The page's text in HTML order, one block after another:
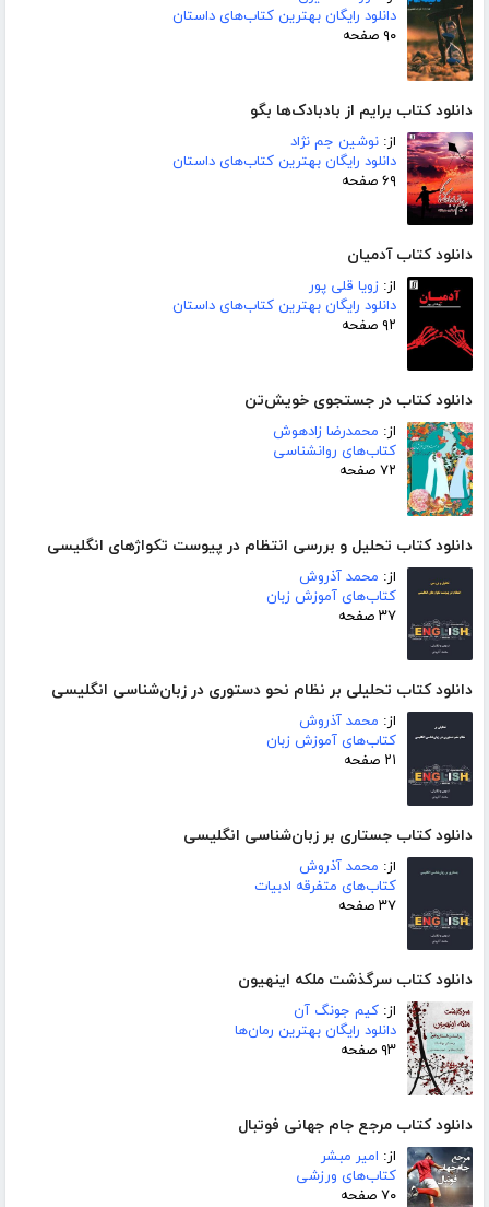
دانلود رایگان بهترین کتاب‌های داستان
۹۰ صفحه
دانلود کتاب برایم از بادبادک‌ها بگو
از: نوشین جم نژاد
دانلود رایگان بهترین کتاب‌های داستان
۶۹ صفحه
دانلود کتاب آدمیان
از: زویا قلی پور
دانلود رایگان بهترین کتاب‌های داستان
۹۲ صفحه
دانلود کتاب در جستجوی خویش‌تن
از: محمدرضا زادهوش
کتاب‌های روانشناسی
۷۲ صفحه
دانلود کتاب تحلیل و بررسی انتظام در پیوست تکواژهای انگلیسی
از: محمد آذروش
کتاب‌های آموزش زبان
۳۷ صفحه
دانلود کتاب تحلیلی بر نظام نحو دستوری در زبان‌شناسی انگلیسی
از: محمد آذروش
کتاب‌های آموزش زبان
۲۱ صفحه
دانلود کتاب جستاری بر زبان‌شناسی انگلیسی
از: محمد آذروش
کتاب‌های متفرقه ادبیات
۳۷ صفحه
دانلود کتاب سرگذشت ملکه اینهیون
از: کیم جونگ آن
دانلود رایگان بهترین رمان‌ها
۹۳ صفحه
دانلود کتاب مرجع جام جهانی فوتبال
از: امیر مبشر
کتاب‌های ورزشی
۷۰ صفحه